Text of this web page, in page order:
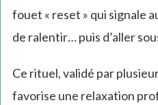
fouet « reset » qui signale
de ralentir… puis d’aller
Ce rituel, validé par
favorise une relaxation